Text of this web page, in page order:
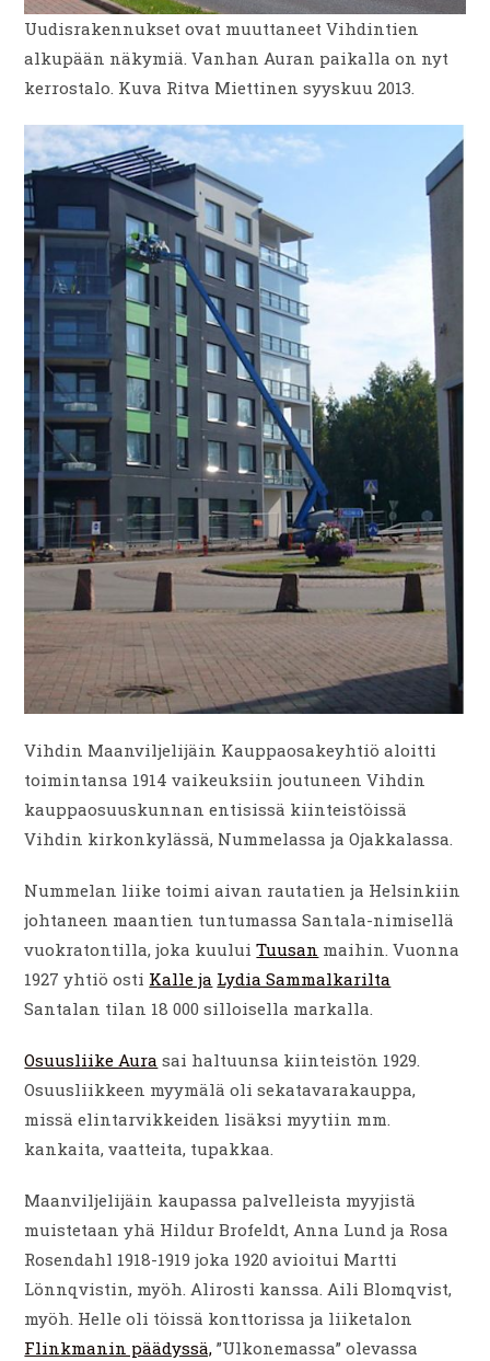
Uudisrakennukset ovat muuttaneet Vihdintien
alkupään näkymiä. Vanhan Auran paikalla on nyt
kerrostalo. Kuva Ritva Miettinen syyskuu 2013.
Vihdin Maanviljelijäin Kauppaosakeyhtiö aloitti
toimintansa 1914 vaikeuksiin joutuneen Vihdin
kauppaosuuskunnan entisissä kiinteistöissä
Vihdin kirkonkylässä, Nummelassa ja Ojakkalassa.
Nummelan liike toimi aivan rautatien ja Helsinkiin
johtaneen maantien tuntumassa Santala-nimisellä
vuokratontilla, joka kuuluiTuusan maihin. Vuonna
1927 yhtiö osti Kalle ja Lydia Sammalkarilta
Santalan tilan 18 000 silloisella markalla.
Osuusliike Aura sai haltuunsa kiinteistön 1929.
Osuusliikkeen myymälä oli sekatavarakauppa,
missä elintarvikkeiden lisäksi myytiin mm.
kankaita, vaatteita, tupakkaa.
Maanviljelijäin kaupassa palvelleista myyjistä
muistetaan yhä Hildur Brofeldt, Anna Lund ja Rosa
Rosendahl 1918-1919 joka 1920 avioitui Martti
Lönnqvistin, myöh. Alirosti kanssa. Aili Blomqvist,
myöh. Helle oli töissä konttorissa ja liiketalon
Flinkmanin päädyssä, ”Ulkonemassa” olevassa